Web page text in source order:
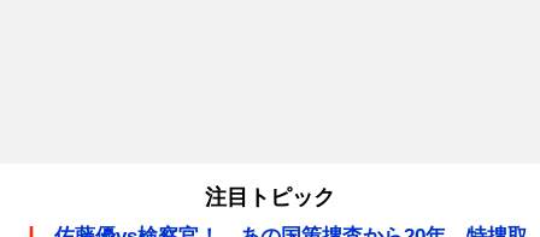
注目トピック